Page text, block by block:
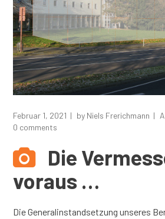
Februar 1, 2021 by Niels Frerichmann
0 comments
Die
voraus …
Die Generalinstandsetzung unseres